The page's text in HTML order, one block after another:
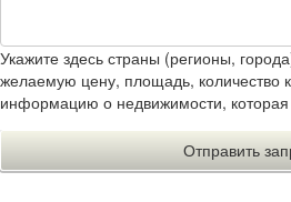
Укажите здесь страны (регионы,
желаемую цену, площадь, количество
информацию о недвижимости,